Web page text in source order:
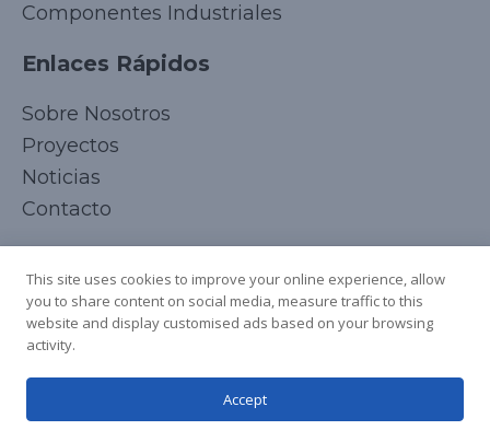
Componentes Industriales
Enlaces Rápidos
Sobre Nosotros
Proyectos
Noticias
Contacto
Copyright © 2025 Todos los derechos reservados
English
German
This site uses cookies to improve your online experience, allow
you to share content on social media, measure traffic to this
website and display customised ads based on your browsing
activity.
Accept